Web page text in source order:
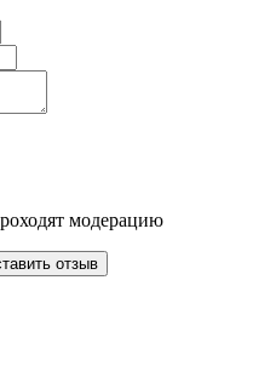
модерацию
отзыв